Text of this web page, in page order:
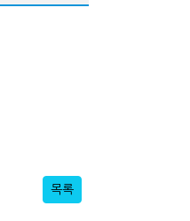
목록